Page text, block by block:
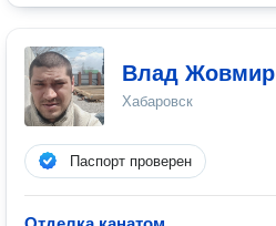
Влад Жовмир
Хабаровск
Паспорт проверен